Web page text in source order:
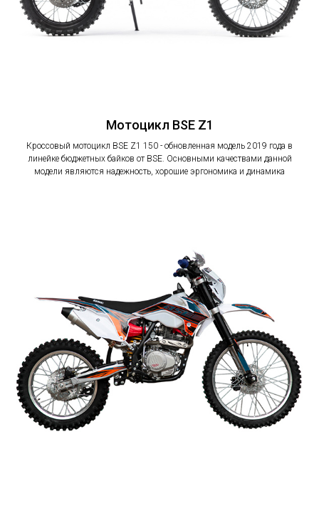
Мотоцикл BSE Z1
Кроссовый мотоцикл BSE Z1 150 - обновленная модель 2019 года в
линейке бюджетных байков от BSE. Основными качествами данной
модели являются надежность, хорошие эргономика и динамика